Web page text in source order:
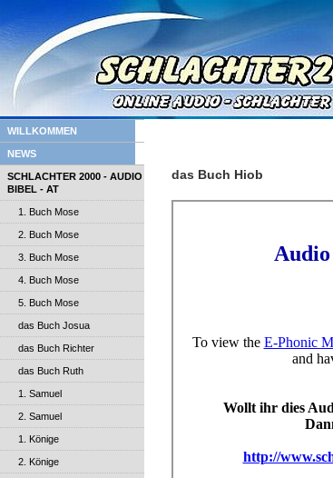
WILLKOMMEN
NEWS
SCHLACHTER 2000 - AUDIO
BIBEL - AT
1. Buch Mose
2. Buch Mose
3. Buch Mose
4. Buch Mose
5. Buch Mose
das Buch Josua
das Buch Richter
das Buch Ruth
1. Samuel
2. Samuel
1. Könige
2. Könige
das Buch Hiob